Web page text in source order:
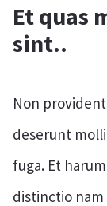
Et quas
sint..
Non
deserunt
fuga. Et
distinctio